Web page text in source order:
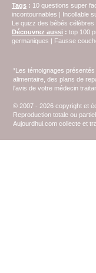
Tags : 10 questions super
incontournables | Incollable
Le quizz des bébés célèbres
Découvrez aussi : top 100
germaniques | Fausse
*Les témoignages
alimentaire, des plans de
l'avis de votre médecin
© 2007 - 2026 copyright et
Reproduction totale ou
Aujourdhui.com collecte et